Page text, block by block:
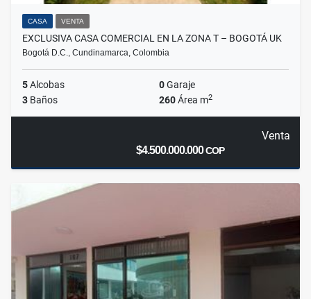
CASA VENTA
EXCLUSIVA CASA COMERCIAL EN LA ZONA T – BOGOTÁ UK
Bogotá D.C., Cundinamarca, Colombia
5Alcobas 0Garaje
3 Baños 260Área m2
Venta
$4.500.000.000COP